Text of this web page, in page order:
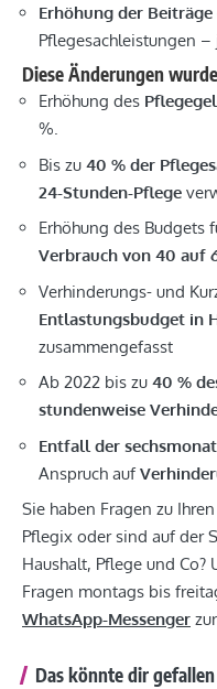
Erhöhung der
Pflegesachleistungen
Diese Änderungen
Erhöhung des
%.
Bis zu 40 % der
24-Stunden-Pflege
Erhöhung des Budgets
Verbrauch von 40 auf
Verhinderungs- und
Entlastungsbudget in
zusammengefasst
Ab 2022 bis zu 40 %
stundenweise
Entfall der
Anspruch auf
Sie haben Fragen zu
Pflegix oder sind auf der
Haushalt, Pflege und Co?
Fragen montags bis
WhatsApp-Messenger
Das könnte dir gefallen